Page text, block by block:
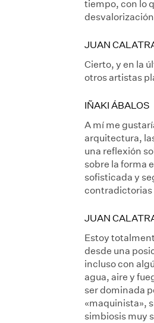
tiempo, con lo
JUAN
Cierto, y en la
otros artistas
IÑAKI ÁBALOS
A mí me
arquitectura,
una reflexión
sobre la forma
sofisticada y
contradictorias
JUAN
Estoy
desde una
incluso con
agua, aire y
ser dominada
«maquinista»,
simbiosis muy